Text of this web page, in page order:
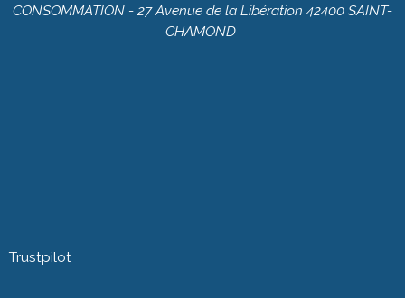
CONSOMMATION - 27 Avenue de la Libération 42400 SAINT-
CHAMOND
Trustpilot